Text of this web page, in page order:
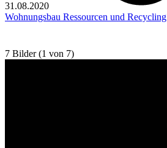
31.08.2020
Wohnungsbau Ressourcen und Recycling
7 Bilder (1 von 7)